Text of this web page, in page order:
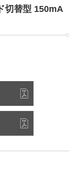
切替型 150mA